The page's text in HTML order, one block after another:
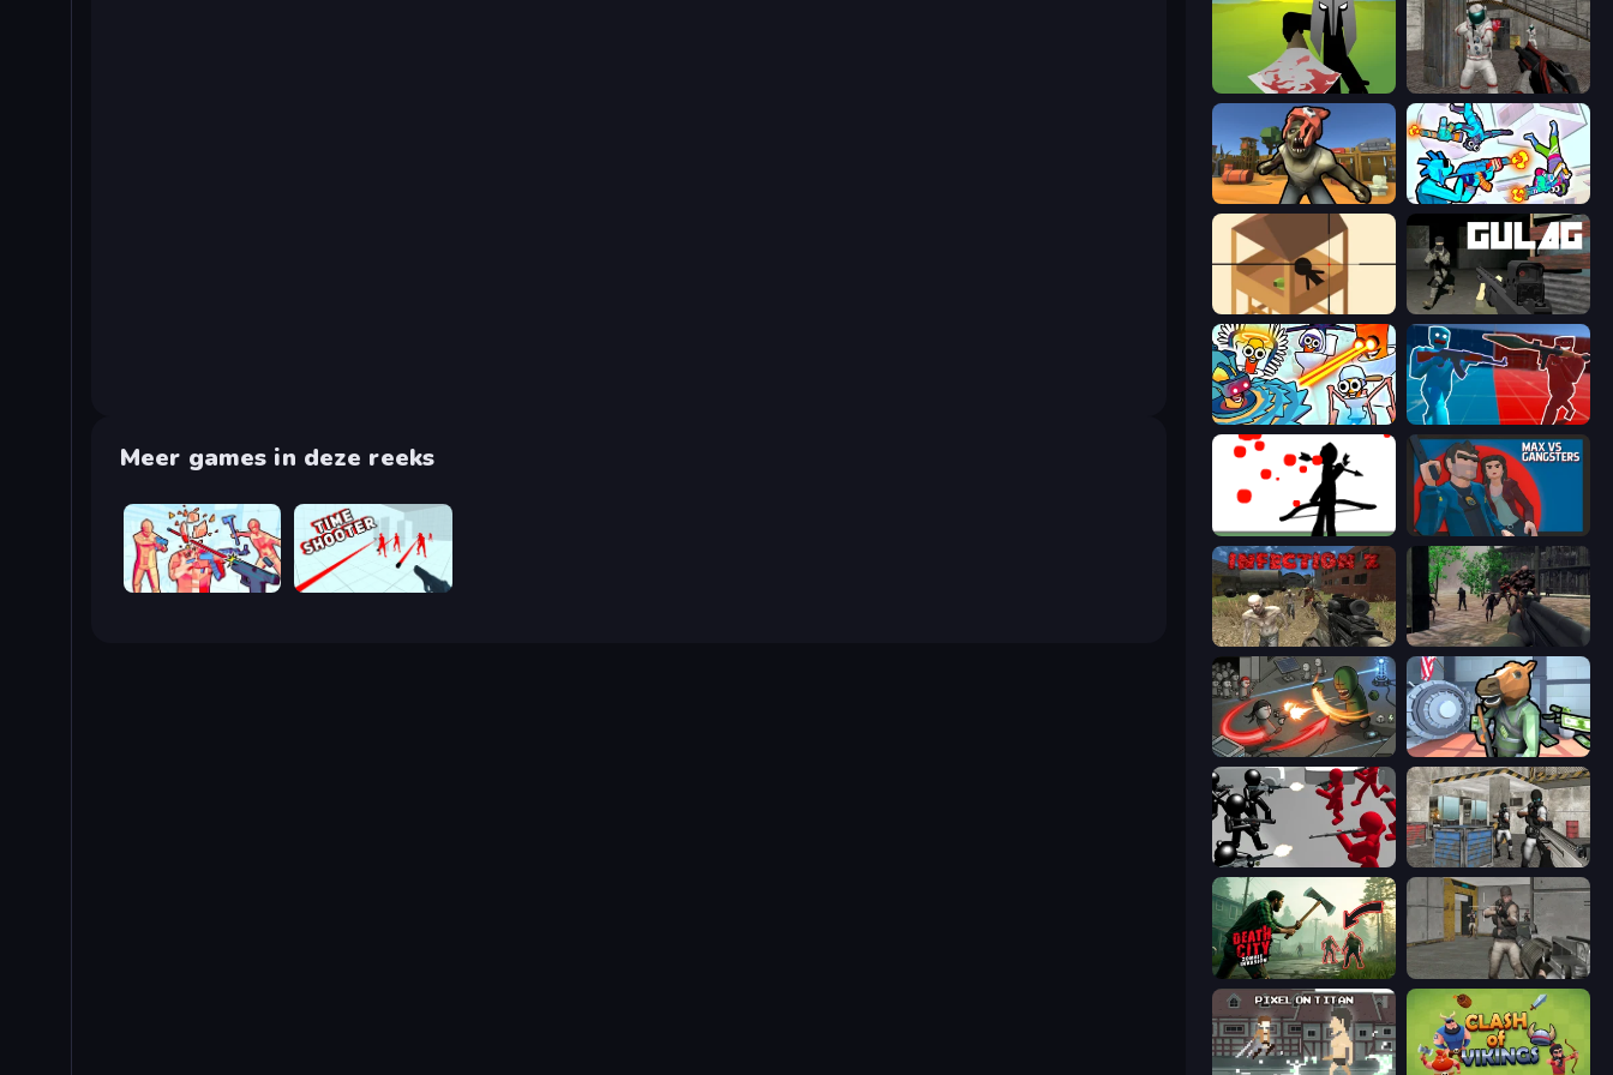
Meer games in deze reeks
Time Shooter 2 Time Shooter
Kill The Spartan Battle Area
Zombie Arena Gravity Arena Shooter
Elite Sniper Gulag
Toilets Worms Shooter Battle of the Soldiers: Red vs Blue
Bowman Max vs Gangsters
Infection Z Sudden Attack
Madness Online Bank Robbery
Battle Simulator: Counter Stickman Bullet Fury 2
Death City Zombie Invasion Warfare Area